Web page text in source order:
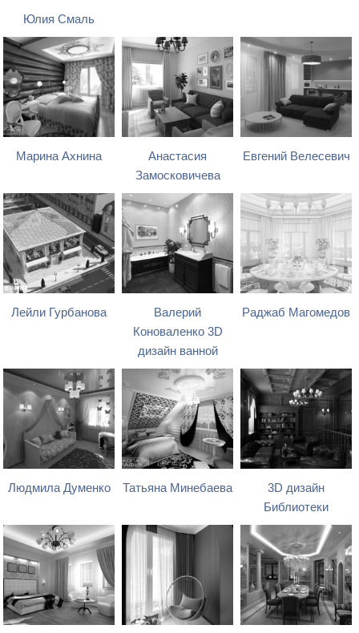
Юлия Смаль
Марина Ахнина
Анастасия
Замосковичева
Евгений Велесевич
Лейли Гурбанова
Валерий
Коноваленко 3D
дизайн ванной
Раджаб Магомедов
Людмила Думенко Татьяна Минебаева
3D дизайн
Библиотеки